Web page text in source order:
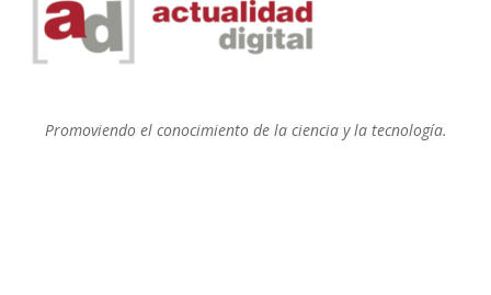
Promoviendo el conocimiento de la ciencia y la tecnología.